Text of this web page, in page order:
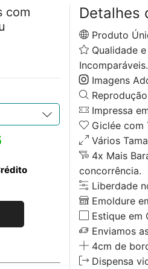
com
Detalhes
Produto
Qualidade e
Incomparáveis.
Imagens
Impressa
Giclée com
Vários
4x Mais
concorrência.
Liberdade
Emoldure
Estique em
Enviamos
4cm de
Dispensa